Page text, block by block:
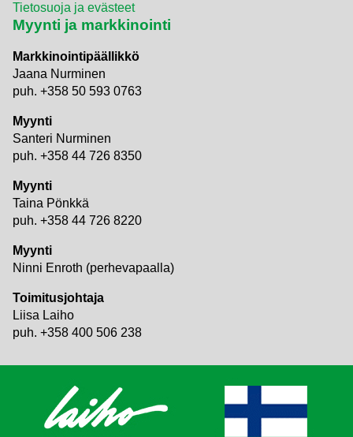
Tietosuoja ja evästeet
Myynti ja markkinointi
Markkinointipäällikkö
Jaana Nurminen
puh. +358 50 593 0763
Myynti
Santeri Nurminen
puh. +358 44 726 8350
Myynti
Taina Pönkkä
puh. +358 44 726 8220
Myynti
Ninni Enroth (perhevapaalla)
Toimitusjohtaja
Liisa Laiho
puh. +358 400 506 238